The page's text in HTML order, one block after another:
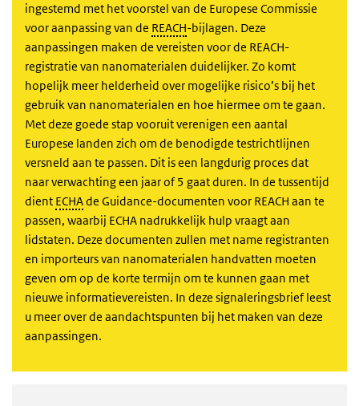
ingestemd met het voorstel van de Europese Commissie
voor aanpassing van de REACH-bijlagen. Deze
aanpassingen maken de vereisten voor de REACH-
registratie van nanomaterialen duidelijker. Zo komt
hopelijk meer helderheid over mogelijke risico’s bij het
gebruik van nanomaterialen en hoe hiermee om te gaan.
Met deze goede stap vooruit verenigen een aantal
Europese landen zich om de benodigde testrichtlijnen
versneld aan te passen. Dit is een langdurig proces dat
naar verwachting een jaar of 5 gaat duren. In de tussentijd
dient ECHAde Guidance-documenten voor REACH aan te
passen, waarbij ECHA nadrukkelijk hulp vraagt aan
lidstaten. Deze documenten zullen met name registranten
en importeurs van nanomaterialen handvatten moeten
geven om op de korte termijn om te kunnen gaan met
nieuwe informatievereisten. In deze signaleringsbrief leest
u meer over de aandachtspunten bij het maken van deze
aanpassingen.